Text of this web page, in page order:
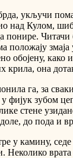
укључи
над Кулом,
понире.
положају
обојену, како
крила, она
га, за
фијук зубом
стене
до пода и
у камину,
Неколико